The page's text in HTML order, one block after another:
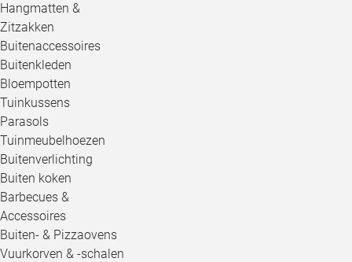
Hangmatten &
Zitzakken
Buitenaccessoires
Buitenkleden
Bloempotten
Tuinkussens
Parasols
Tuinmeubelhoezen
Buitenverlichting
Buiten koken
Barbecues &
Accessoires
Buiten- & Pizzaovens
Vuurkorven & -schalen